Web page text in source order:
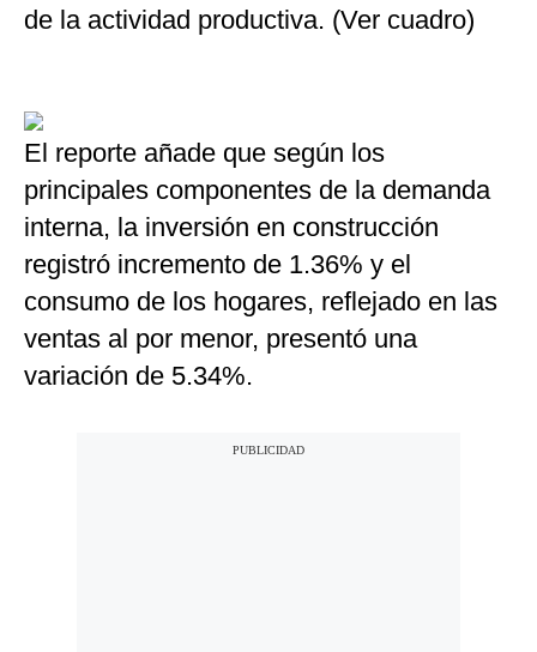
de la actividad productiva. (Ver cuadro)
El reporte añade que según los
principales componentes de la demanda
interna, la inversión en construcción
registró incremento de 1.36% y el
consumo de los hogares, reflejado en las
ventas al por menor, presentó una
variación de 5.34%.